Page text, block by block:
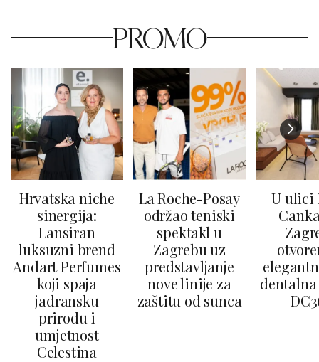
PROMO
Hrvatska niche
sinergija:
Lansiran
luksuzni brend
Andart Perfumes
koji spaja
jadransku
prirodu i
umjetnost
Celestina
La Roche-Posay
održao teniski
spektakl u
Zagrebu uz
predstavljanje
nove linije za
zaštitu od sunca
U ulici